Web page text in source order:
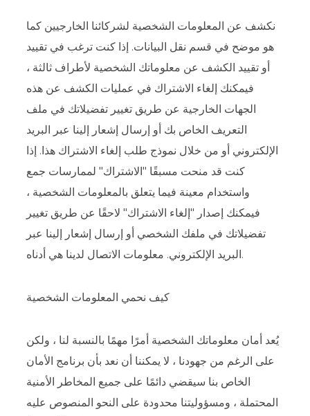
نكشف عن المعلومات الشخصية لشركائنا الخارجيين كما
هو موضح في قسم نقل البيانات. إذا كنت ترغب في تقييد
أو تقييد الكشف عن معلوماتك الشخصية لأطراف ثالثة ،
فيمكنك إلغاء الاشتراك في عمليات الكشف عن هذه
الجهات الخارجية عن طريق تغيير تفضيلاتك في ملف
التعريف الخاص بك أو إرسال إشعار إلينا عبر البريد
الإلكتروني أو من خلال نموذج طلب إلغاء الاشتراك هذا. إذا
كنت قد منحت مسبقًا "الاشتراك" لممارسات جمع
واستخدام معينة فيما يتعلق بالمعلومات الشخصية ،
فيمكنك إصدار "إلغاء الاشتراك" لاحقًا عن طريق تغيير
تفضيلاتك في ملفك الشخصي أو إرسال إشعار إلينا عبر
البريد الإلكتروني. معلومات الاتصال لدينا هي أدناه.
كيف نحمي المعلومات الشخصية
يُعد أمان معلوماتك الشخصية أمرًا مهمًا بالنسبة لنا ، ولكن
على الرغم من جهودنا ، لا يمكننا أن نعد بأن برنامج الأمان
الخاص بنا سيقضي دائمًا على جميع المخاطر الأمنية
المحتملة ، ومسؤوليتنا محدودة على النحو المنصوص عليه